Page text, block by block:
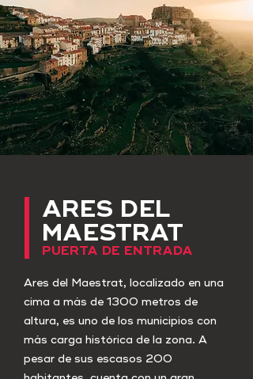
ARES DEL
MAESTRAT
PUERTA DE ENTRADA
Ares del Maestrat, localizado en una
cima a más de 1300 metros de
altura, es uno de los municipios con
más carga histórica de la zona. A
pesar de sus escasos 200